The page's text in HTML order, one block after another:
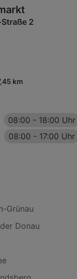
2
km
08:00 - 18:00 Uhr
08:00 - 17:00 Uhr
Grünau
Donau